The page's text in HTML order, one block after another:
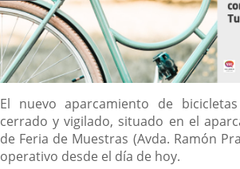
Content
El nuevo aparcamiento de
cerrado y vigilado, situado en el
de Feria de Muestras (Avda. Ramón
operativo desde el día de hoy.